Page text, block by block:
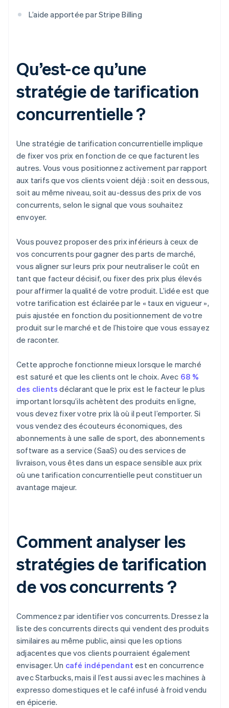
L’aide apportée par Stripe Billing
Qu’est-ce qu’une
stratégie de tarification
concurrentielle ?
Une stratégie de tarification concurrentielle implique
de fixer vos prix en fonction de ce que facturent les
autres. Vous vous positionnez activement par rapport
aux tarifs que vos clients voient déjà : soit en dessous,
soit au même niveau, soit au-dessus des prix de vos
concurrents, selon le signal que vous souhaitez
envoyer.
Vous pouvez proposer des prix inférieurs à ceux de
vos concurrents pour gagner des parts de marché,
vous aligner sur leurs prix pour neutraliser le coût en
tant que facteur décisif, ou fixer des prix plus élevés
pour affirmer la qualité de votre produit. L’idée est que
votre tarification est éclairée par le « taux en vigueur »,
puis ajustée en fonction du positionnement de votre
produit sur le marché et de l’histoire que vous essayez
de raconter.
Cette approche fonctionne mieux lorsque le marché
est saturé et que les clients ont le choix. Avec 68 %
des clients déclarant que le prix est le facteur le plus
important lorsqu’ils achètent des produits en ligne,
vous devez fixer votre prix là où il peut l’emporter. Si
vous vendez des écouteurs économiques, des
abonnements à une salle de sport, des abonnements
software as a service (SaaS) ou des services de
livraison, vous êtes dans un espace sensible aux prix
où une tarification concurrentielle peut constituer un
avantage majeur.
Comment analyser les
stratégies de tarification
de vos concurrents ?
Commencez par identifier vos concurrents. Dressez la
liste des concurrents directs qui vendent des produits
similaires au même public, ainsi que les options
adjacentes que vos clients pourraient également
envisager. Un café indépendant est en concurrence
avec Starbucks, mais il l’est aussi avec les machines à
expresso domestiques et le café infusé à froid vendu
en épicerie.